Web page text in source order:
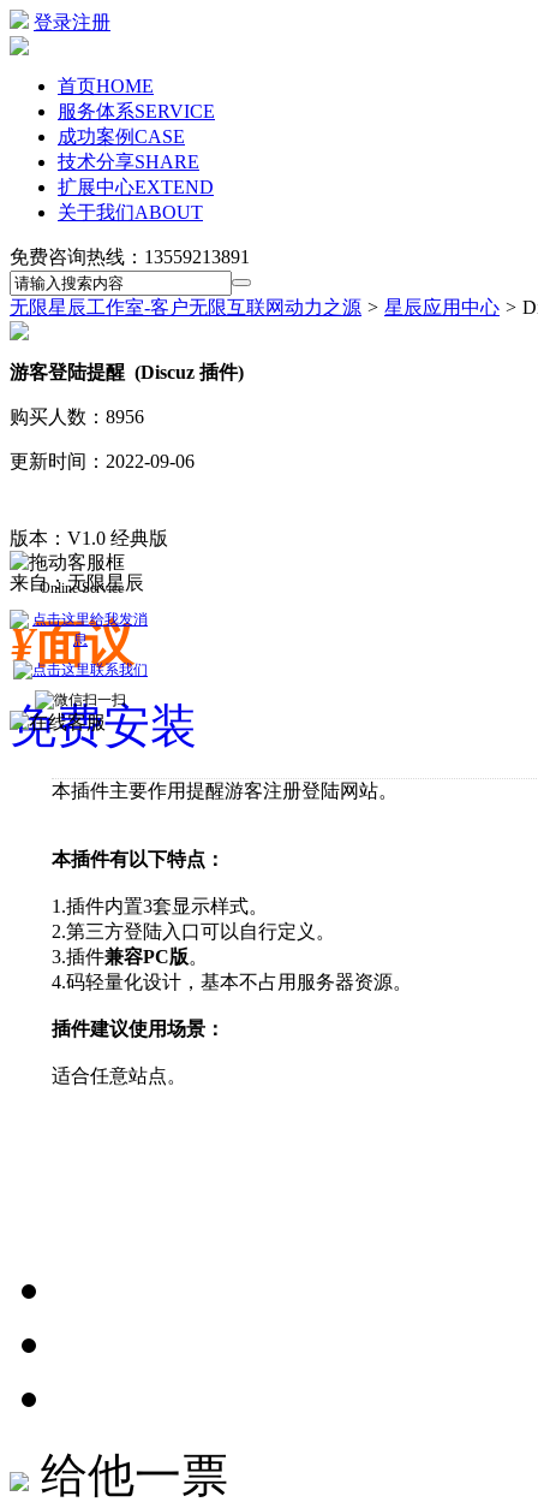
登录注册
首页HOME
服务体系SERVICE
成功案例CASE
技术分享SHARE
扩展中心EXTEND
关于我们ABOUT
免费咨询热线： 13559213891
无限星辰工作室-客户无限互联网动力之源 > 星辰应用中心 >
游客登陆提醒 (Discuz 插件)
购买人数：8956
更新时间：2022-09-06
版本：V1.0 经典版
来自：无限星辰
¥面议
免费安装
本插件主要作用提醒游客注册登陆网站。
本插件有以下特点：
1.插件内置3套显示样式。
2.第三方登陆入口可以自行定义。
3.插件兼容PC版。
4.码轻量化设计，基本不占用服务器资源。
插件建议使用场景：
适合任意站点。
给他一票
Online Service